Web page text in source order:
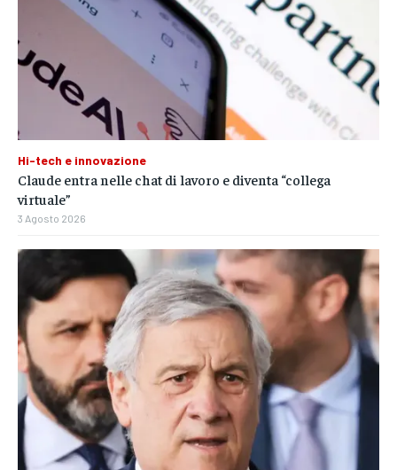
Hi-tech e innovazione
Claude entra nelle chat di lavoro e diventa “collega
virtuale”
3 Agosto 2026